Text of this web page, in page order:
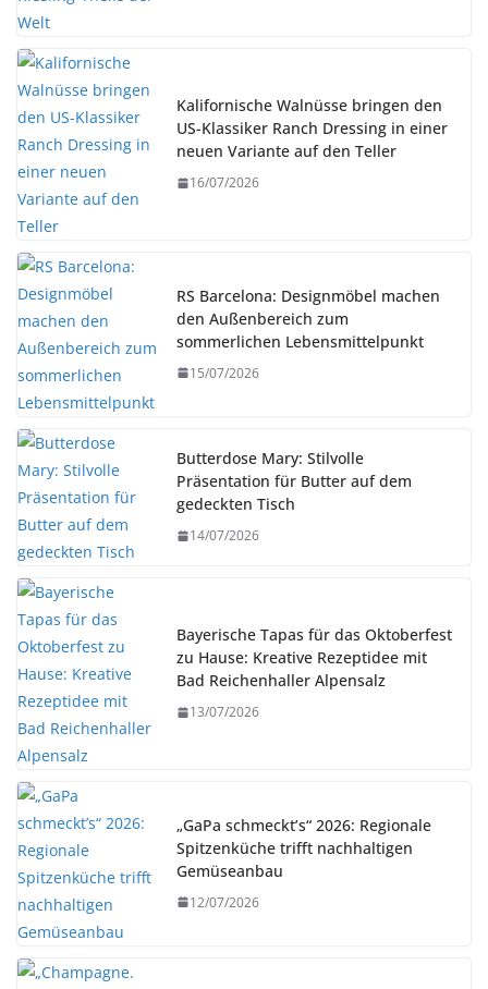
Kalifornische Walnüsse bringen den
US-Klassiker Ranch Dressing in einer
neuen Variante auf den Teller
16/07/2026
RS Barcelona: Designmöbel machen
den Außenbereich zum
sommerlichen Lebensmittelpunkt
15/07/2026
Butterdose Mary: Stilvolle
Präsentation für Butter auf dem
gedeckten Tisch
14/07/2026
Bayerische Tapas für das Oktoberfest
zu Hause: Kreative Rezeptidee mit
Bad Reichenhaller Alpensalz
13/07/2026
„GaPa schmeckt’s“ 2026: Regionale
Spitzenküche trifft nachhaltigen
Gemüseanbau
12/07/2026